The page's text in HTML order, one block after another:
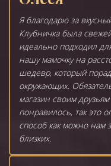
Я благодарю за
Клубничка была
идеально подходил
нашу мамочку на
шедевр, который
окружающих.
магазин своим
понравилось, так это
способ как можно нам
близких.